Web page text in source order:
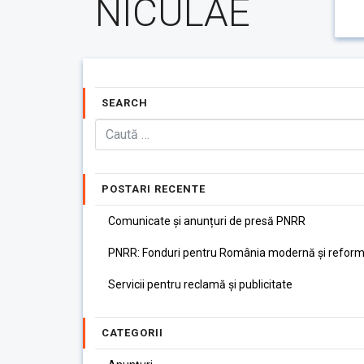
NICULAE
SEARCH
POSTARI RECENTE
Comunicate și anunțuri de presă PNRR
PNRR: Fonduri pentru România modernă și
Servicii pentru reclamă și publicitate
CATEGORII